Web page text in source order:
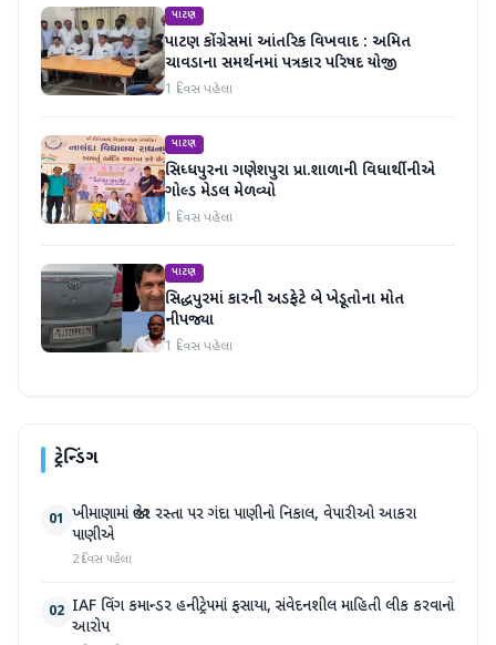
પાટણ
પાટણ કોંગ્રેસમાં આંતરિક વિખવાદ : અમિત
ચાવડાના સમર્થનમાં પત્રકાર પરિષદ યોજી
1 દિવસ પહેલા
પાટણ
સિધ્ધપુરના ગણેશપુરા પ્રા.શાળાની વિધાર્થીનીએ
ગોલ્ડ મેડલ મેળવ્યો
1 દિવસ પહેલા
પાટણ
સિદ્ધપુરમાં કારની અડફેટે બે ખેડૂતોના મોત
નીપજ્યા
1 દિવસ પહેલા
ટ્રેન્ડિંગ
01 ખીમાણામાં જાહેર રસ્તા પર ગંદા પાણીનો નિકાલ, વેપારીઓ આકરા
પાણીએ
2 દિવસ પહેલા
02 IAF વિંગ કમાન્ડર હનીટ્રેપમાં ફસાયા, સંવેદનશીલ માહિતી લીક કરવાનો
આરોપ